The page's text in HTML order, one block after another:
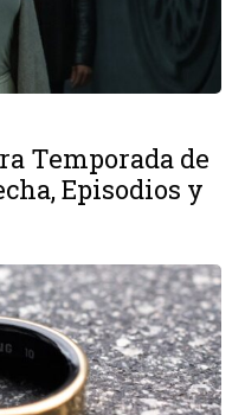
Temporada de
Episodios y